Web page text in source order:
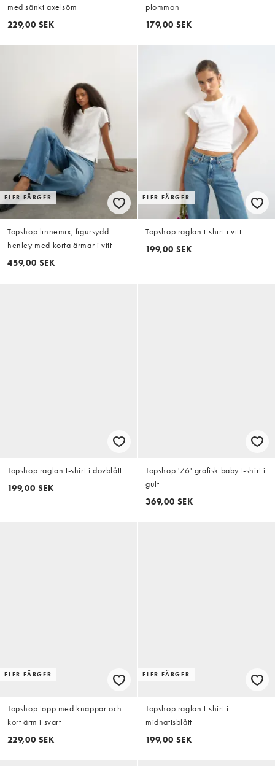
med sänkt axelsöm
229,00 SEK
plommon
179,00 SEK
FLER FÄRGER
Topshop linnemix, figursydd
henley med korta ärmar i vitt
459,00 SEK
FLER FÄRGER
Topshop raglan t-shirt i vitt
199,00 SEK
Topshop raglan t-shirt i dovblått
199,00 SEK
Topshop '76' grafisk baby t-shirt i
gult
369,00 SEK
FLER FÄRGER
Topshop topp med knappar och
kort ärm i svart
229,00 SEK
FLER FÄRGER
Topshop raglan t-shirt i
midnattsblått
199,00 SEK